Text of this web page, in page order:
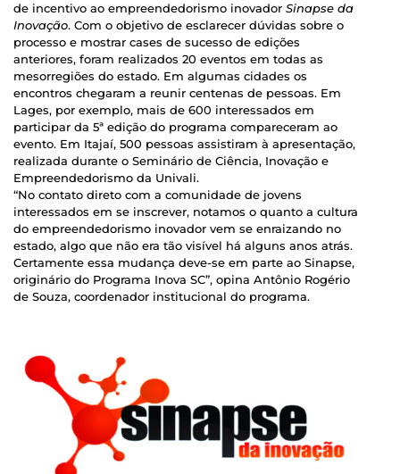
de incentivo ao empreendedorismo inovador Sinapse da
Inovação. Com o objetivo de esclarecer dúvidas sobre o
processo e mostrar cases de sucesso de edições
anteriores, foram realizados 20 eventos em todas as
mesorregiões do estado. Em algumas cidades os
encontros chegaram a reunir centenas de pessoas. Em
Lages, por exemplo, mais de 600 interessados em
participar da 5ª edição do programa compareceram ao
evento. Em Itajaí, 500 pessoas assistiram à apresentação,
realizada durante o Seminário de Ciência, Inovação e
Empreendedorismo da Univali.
“No contato direto com a comunidade de jovens
interessados em se inscrever, notamos o quanto a cultura
do empreendedorismo inovador vem se enraizando no
estado, algo que não era tão visível há alguns anos atrás.
Certamente essa mudança deve-se em parte ao Sinapse,
originário do Programa Inova SC”, opina Antônio Rogério
de Souza, coordenador institucional do programa.